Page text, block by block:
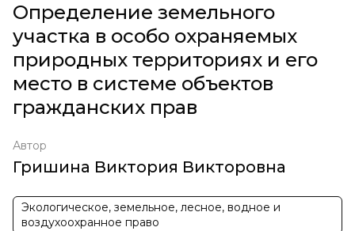
Определение земельного
участка в особо охраняемых
природных территориях и его
место в системе объектов
гражданских прав
Автор
Гришина Виктория Викторовна
Экологическое, земельное, лесное, водное и
воздухоохранное право